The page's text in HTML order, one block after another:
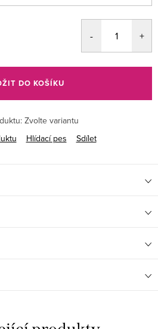
DO KOŠÍKU
Zvolte variantu
Hlídací pes Sdílet